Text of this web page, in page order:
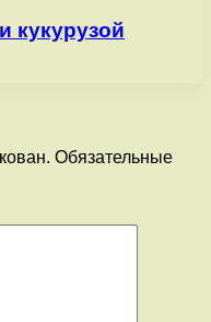
кукурузой
Обязательные